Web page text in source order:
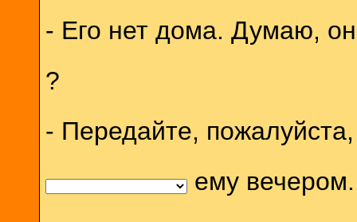
- Его нет дома. Думаю,
?
- Передайте,
ему